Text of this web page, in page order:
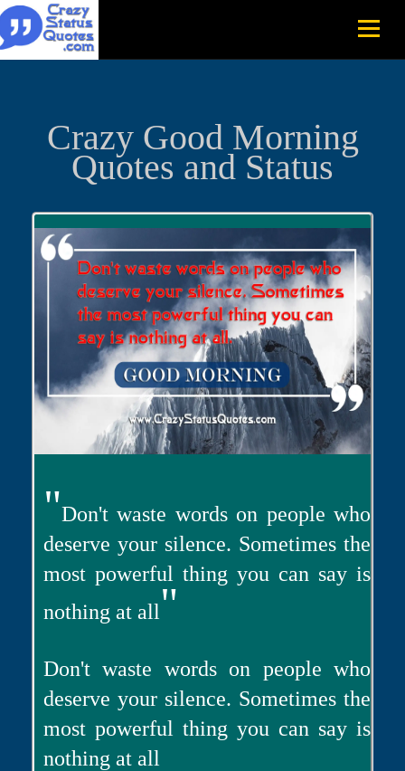
Crazy Good Morning
Quotes and Status
"Don't waste words on people who
deserve your silence. Sometimes the
most powerful thing you can say is
nothing at all"
Don't waste words on people who
deserve your silence. Sometimes the
most powerful thing you can say is
nothing at all